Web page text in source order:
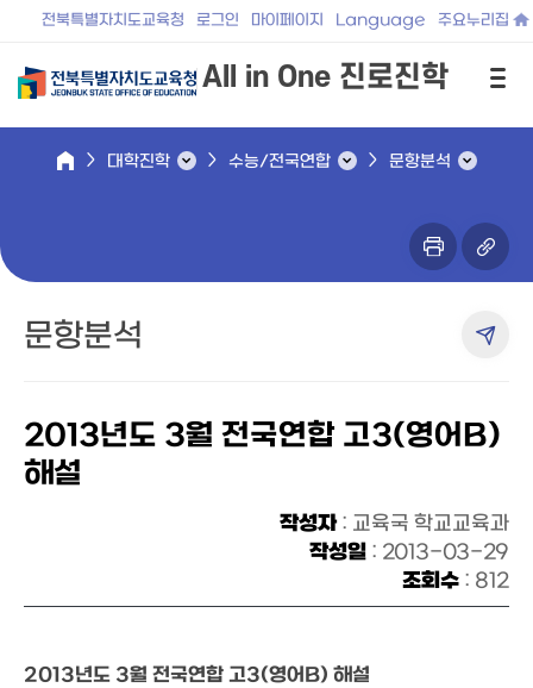
전북특별자치도교육청 로그인 마이페이지 Language 주요누리집
All in One 진로진학
대학진학 수능/전국연합 문항분석
문항분석
2013년도 3월 전국연합 고3(영어B)
해설
작성자: 교육국 학교교육과
작성일 : 2013-03-29
조회수 : 812
2013년도 3월 전국연합 고3(영어B) 해설